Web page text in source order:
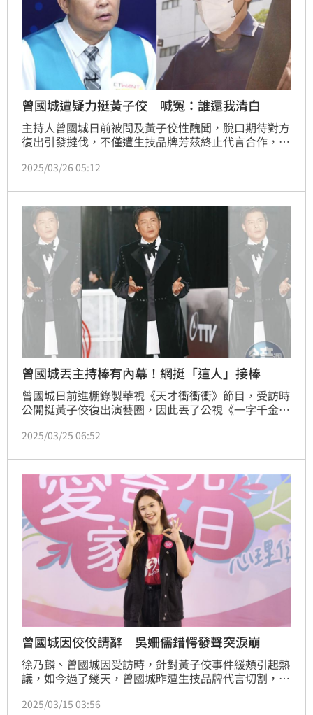
曾國城遭疑力挺黃子佼 喊冤：誰還我清白
主持人曾國城日前被問及黃子佼性醜聞，脫口期待對方
復出引發撻伐，不僅遭生技品牌芳茲終止代言合作，還
底。不過據悉曾國城對於部分指控感到冤枉，委屈直呼
2025/03/26 05:12
曾國城丟主持棒有內幕！網挺「這人」接棒
曾國城日前進棚錄製華視《天才衝衝衝》節目，受訪時
公開挺黃子佼復出演藝圈，因此丟了公視《一字千金》
一女嘲諷事件種下禍根有關，目前考慮人選除了有網友
等女將考量，主因是男性主持人容易翻車。
2025/03/25 06:52
曾國城因佼佼請辭 吳姍儒錯愕發聲突淚崩
徐乃麟、曾國城因受訪時，針對黃子佼事件緩頰引起熱
議，如今過了幾天，曾國城昨遭生技品牌代言切割，今
姍儒今天出席天使心「336愛奇兒家庭日」公益活動也
2025/03/15 03:56